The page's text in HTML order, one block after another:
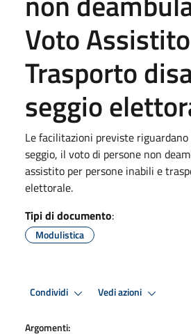
Voto
Trasporto
seggio
Le facilitazioni previste
seggio, il voto di persone non
assistito per persone inabili e
elettorale.
Tipi di documento:
Modulistica
Condividi Vedi azioni
Argomenti: